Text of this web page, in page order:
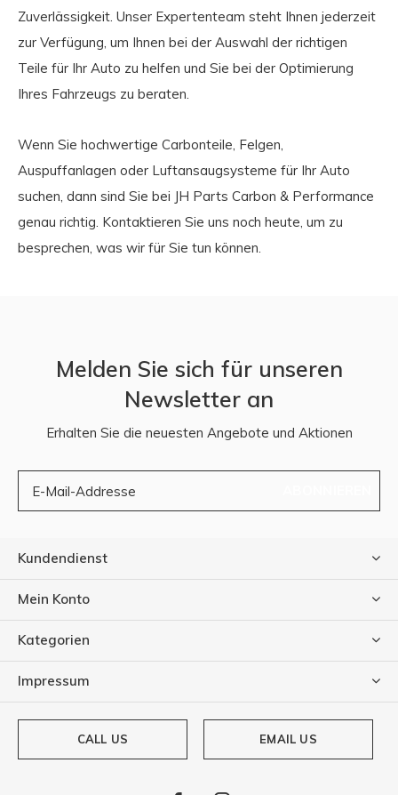
Zuverlässigkeit. Unser Expertenteam steht Ihnen jederzeit
zur Verfügung, um Ihnen bei der Auswahl der richtigen
Teile für Ihr Auto zu helfen und Sie bei der Optimierung
Ihres Fahrzeugs zu beraten.
Wenn Sie hochwertige Carbonteile, Felgen,
Auspuffanlagen oder Luftansaugsysteme für Ihr Auto
suchen, dann sind Sie bei JH Parts Carbon & Performance
genau richtig. Kontaktieren Sie uns noch heute, um zu
besprechen, was wir für Sie tun können.
Melden Sie sich für unseren
Newsletter an
Erhalten Sie die neuesten Angebote und Aktionen
Kundendienst
Mein Konto
Kategorien
Impressum
CALL US EMAIL US